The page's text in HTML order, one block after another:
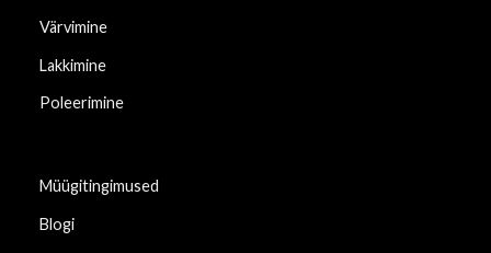
Värvimine
Lakkimine
Poleerimine
Müügitingimused
Blogi